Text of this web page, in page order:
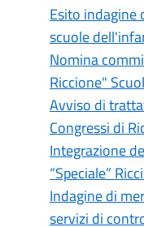
Esito indagine
scuole
Nomina
Riccione"
Avviso di
Congressi di
Integrazione
“Speciale”
Indagine di
servizi di